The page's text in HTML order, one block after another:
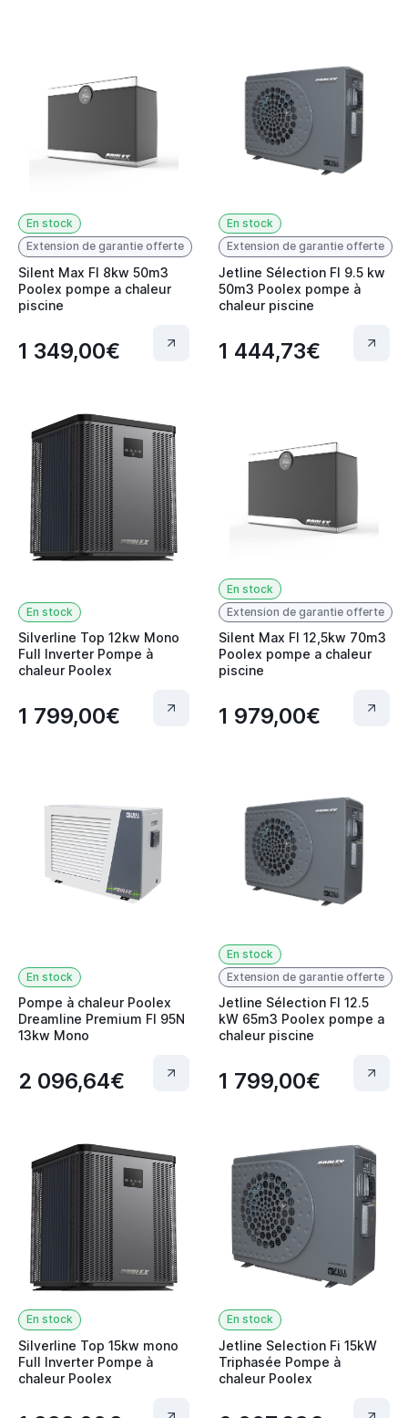
En stock
Extension de garantie offerte
Silent Max FI 8kw 50m3
Poolex pompe a chaleur
piscine
1 349,00€
En stock
Extension de garantie offerte
Jetline Sélection FI 9.5 kw
50m3 Poolex pompe à
chaleur piscine
1 444,73€
En stock
Silverline Top 12kw Mono
Full Inverter Pompe à
chaleur Poolex
1 799,00€
En stock
Extension de garantie offerte
Silent Max FI 12,5kw 70m3
Poolex pompe a chaleur
piscine
1 979,00€
En stock
Pompe à chaleur Poolex
Dreamline Premium FI 95N
13kw Mono
2 096,64€
En stock
Extension de garantie offerte
Jetline Sélection FI 12.5
kW 65m3 Poolex pompe a
chaleur piscine
1 799,00€
En stock
Silverline Top 15kw mono
Full Inverter Pompe à
chaleur Poolex
En stock
Jetline Selection Fi 15kW
Triphasée Pompe à
chaleur Poolex